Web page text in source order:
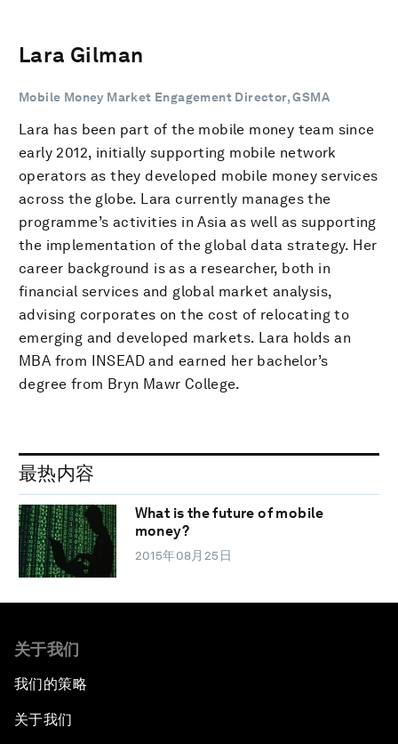
Lara Gilman
Mobile Money Market Engagement Director, GSMA
Lara has been part of the mobile money team since
early 2012, initially supporting mobile network
operators as they developed mobile money services
across the globe. Lara currently manages the
programme’s activities in Asia as well as supporting
the implementation of the global data strategy. Her
career background is as a researcher, both in
financial services and global market analysis,
advising corporates on the cost of relocating to
emerging and developed markets. Lara holds an
MBA from INSEAD and earned her bachelor’s
degree from Bryn Mawr College.
最热内容
What is the future of mobile
money?
2015年08月25日
关于我们
我们的策略
关于我们